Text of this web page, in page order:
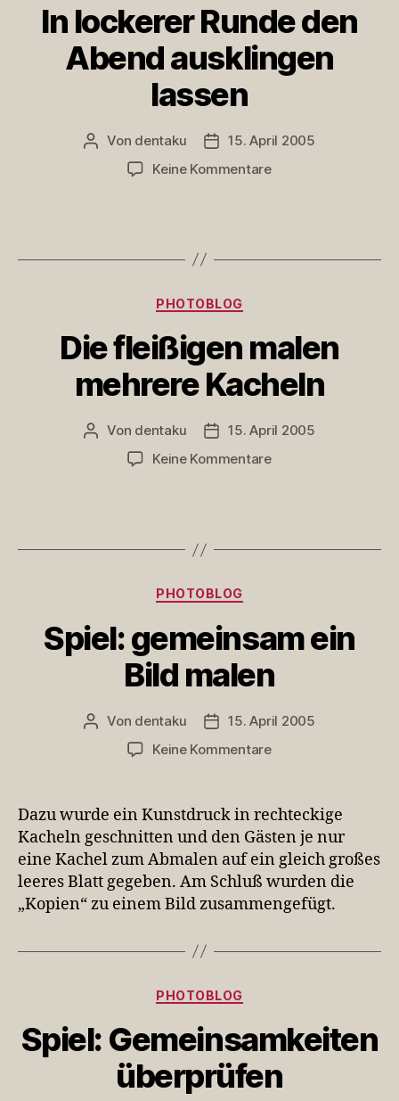
In lockerer Runde den
Abend ausklingen
lassen
Beitragsautor
Von dentaku Veröffentlichungsdatum
15. April 2005
Keine Kommentarezu
Abend
Kategorien
PHOTOBLOG
Die fleißigen malen
mehrere Kacheln
Beitragsautor
Von dentaku Veröffentlichungsdatum
15. April 2005
Keine Kommentarezu
Kacheln
Kategorien
PHOTOBLOG
Spiel: gemeinsam ein
Bild malen
Beitragsautor
Von dentaku Veröffentlichungsdatum
15. April 2005
Keine Kommentarezu
ein
malen
Dazu wurde ein Kunstdruck in rechteckige
Kacheln geschnitten und den Gästen je nur
eine Kachel zum Abmalen auf ein gleich großes
leeres Blatt gegeben. Am Schluß wurden die
„Kopien“ zu einem Bild zusammengefügt.
Kategorien
PHOTOBLOG
Spiel: Gemeinsamkeiten
überprüfen